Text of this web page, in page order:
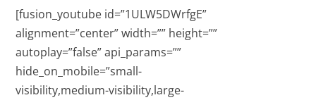
[fusion_youtube id=”1ULW5DWrfgE”
alignment=”center” width=”” height=””
autoplay=”false” api_params=””
hide_on_mobile=”small-
visibility,medium-visibility,large-